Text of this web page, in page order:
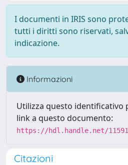
I documenti in IRIS sono
tutti i diritti sono riservati,
indicazione.
Informazioni
Utilizza questo identificativo
link a questo documento:
https://hdl.handle.net/
Citazioni